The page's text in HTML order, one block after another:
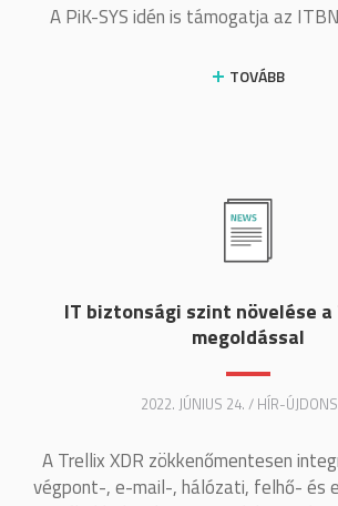
A PiK-SYS idén is támogatja az
TOVÁBB
IT biztonsági szint növelése a
megoldással
2022. JÚNIUS 24. / HÍR-
A Trellix XDR zökkenőmentesen
végpont-, e-mail-, hálózati, felhő- és